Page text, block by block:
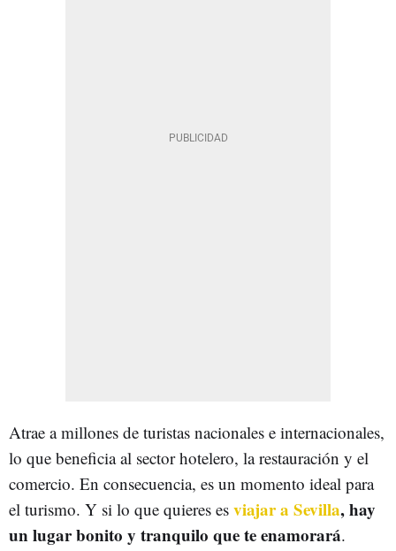
Atrae a millones de turistas nacionales e internacionales,
lo que beneficia al sector hotelero, la restauración y el
comercio. En consecuencia, es un momento ideal para
el turismo. Y si lo que quieres es viajar a Sevilla, hay
un lugar bonito y tranquilo que te enamorará.